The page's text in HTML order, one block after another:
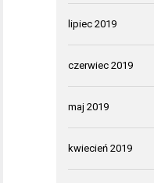
lipiec 2019
czerwiec 2019
maj 2019
kwiecień 2019